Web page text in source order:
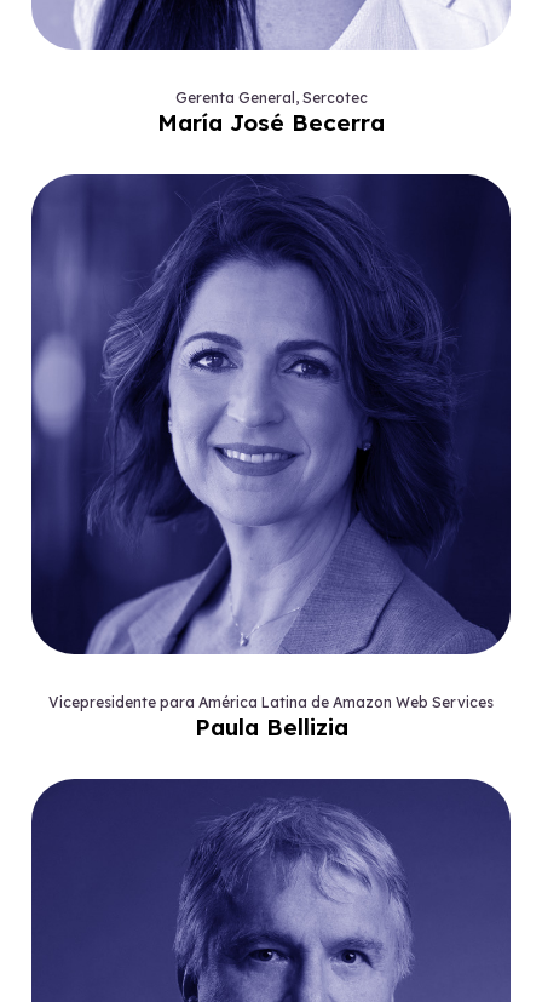
Gerenta General, Sercotec
María José Becerra
Vicepresidente para América Latina de Amazon Web Services
Paula Bellizia